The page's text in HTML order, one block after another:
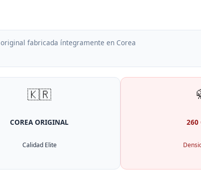
fabricada íntegramente en Corea
🇰🇷
COREA ORIGINAL
Calidad Elite
260